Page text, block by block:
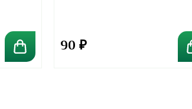
90 ₽